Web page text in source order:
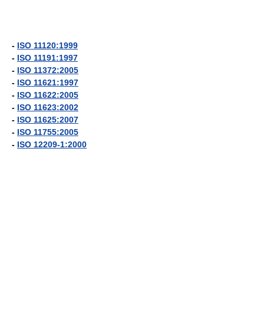
- ISO 11120:1999
- ISO 11191:1997
- ISO 11372:2005
- ISO 11621:1997
- ISO 11622:2005
- ISO 11623:2002
- ISO 11625:2007
- ISO 11755:2005
- ISO 12209-1:2000